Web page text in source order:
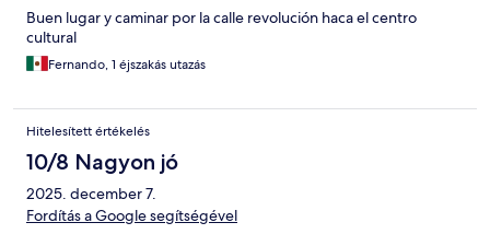
Buen lugar y caminar por la calle revolución haca el centro
cultural
Fernando, 1 éjszakás utazás
Hitelesített értékelés
10/8 Nagyon jó
2025. december 7.
Fordítás a Google segítségével